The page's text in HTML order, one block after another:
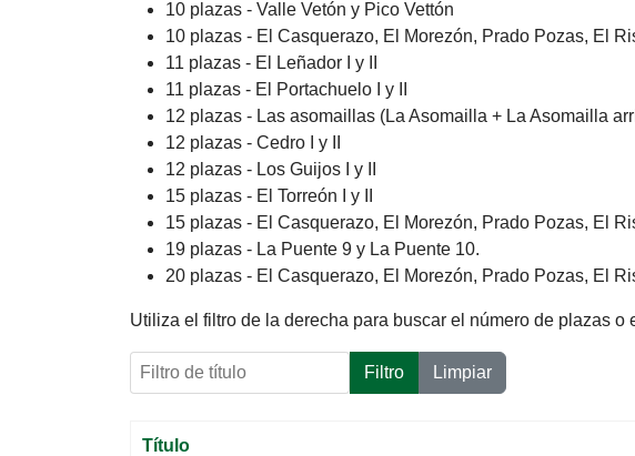
10 plazas - Valle Vetón y Pico Vettón
10 plazas - El Casquerazo, El Morezón, Prado Pozas, El
11 plazas - El Leñador I y II
11 plazas - El Portachuelo I y II
12 plazas - Las asomaillas (La Asomailla + La Asomailla
12 plazas - Cedro I y II
12 plazas - Los Guijos I y II
15 plazas - El Torreón I y II
15 plazas - El Casquerazo, El Morezón, Prado Pozas, El
19 plazas - La Puente 9 y La Puente 10.
20 plazas - El Casquerazo, El Morezón, Prado Pozas, El
Utiliza el filtro de la derecha para buscar el número de plazas o
Filtro de título Filtro Limpiar
Título